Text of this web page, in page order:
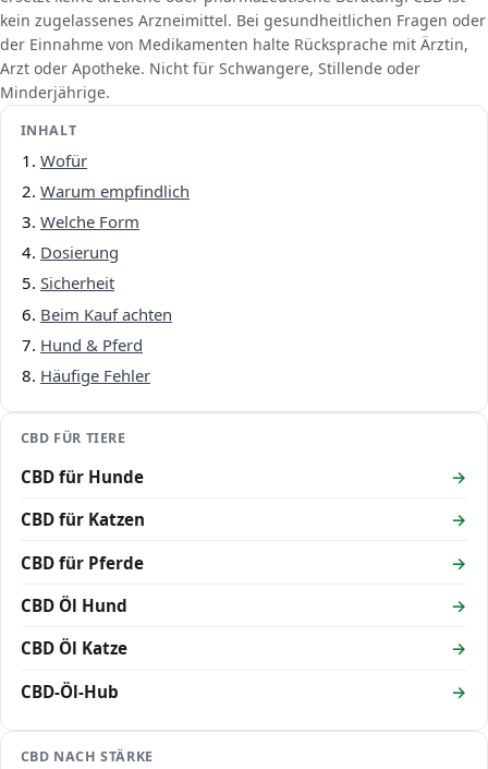
kein zugelassenes Arzneimittel. Bei gesundheitlichen Fragen oder
der Einnahme von Medikamenten halte Rücksprache mit Ärztin,
Arzt oder Apotheke. Nicht für Schwangere, Stillende oder
Minderjährige.
INHALT
Wofür
Warum empfindlich
Welche Form
Dosierung
Sicherheit
Beim Kauf achten
Hund & Pferd
Häufige Fehler
CBD FÜR TIERE
CBD für Hunde
CBD für Katzen
CBD für Pferde
CBD Öl Hund
CBD Öl Katze
CBD-Öl-Hub
CBD NACH STÄRKE